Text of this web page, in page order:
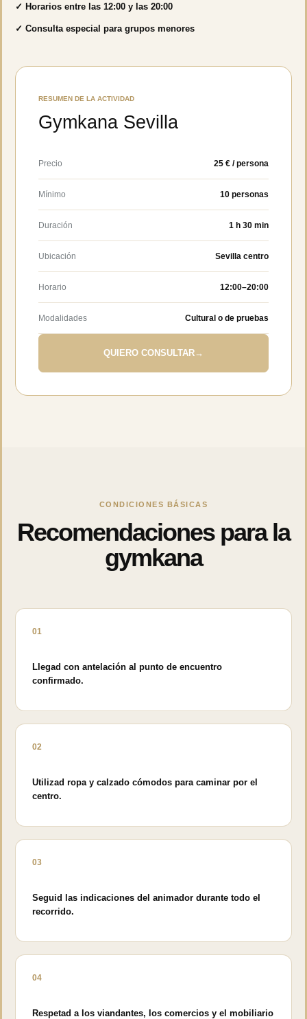
✓ Horarios entre las 12:00 y las 20:00
✓ Consulta especial para grupos menores
RESUMEN DE LA ACTIVIDAD
Gymkana Sevilla
Precio 25 € / persona
Mínimo 10 personas
Duración 1 h 30 min
Ubicación Sevilla centro
Horario 12:00–20:00
Modalidades Cultural o de pruebas
QUIERO CONSULTAR→
CONDICIONES BÁSICAS
Recomendaciones para la
gymkana
01
Llegad con antelación al punto de encuentro
confirmado.
02
Utilizad ropa y calzado cómodos para caminar por el
centro.
03
Seguid las indicaciones del animador durante todo el
recorrido.
04
Respetad a los viandantes, los comercios y el mobiliario